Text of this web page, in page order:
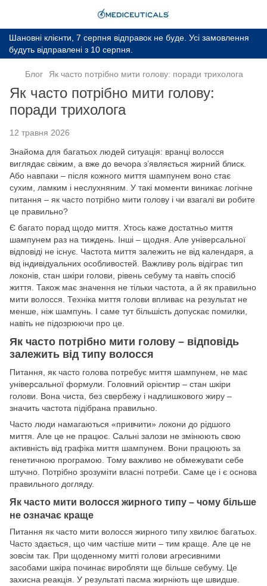
Шановні клієнти, 7 серпня відправок не буде. Усі замовлення
будуть відправлені з 10 серпня.
Блог Як часто потрібно мити голову: поради трихолога
Як часто потрібно мити голову:
поради трихолога
12 травня 2026
Знайома для багатьох людей ситуація: вранці волосся
виглядає свіжим, а вже до вечора з’являється жирний блиск.
Або навпаки – після кожного миття шампунем воно стає
сухим, ламким і неслухняним. У такі моменти виникає логічне
питання – як часто потрібно мити голову і чи взагалі ви робите
це правильно?
Є багато порад щодо миття. Хтось каже достатньо миття
шампунем раз на тиждень. Інші – щодня. Але універсальної
відповіді не існує. Частота миття залежить не від календаря, а
від індивідуальних особливостей. Важливу роль відіграє тип
локонів, стан шкіри голови, рівень себуму та навіть спосіб
життя. Також має значення не тільки частота, а й як правильно
мити волосся. Техніка миття голови впливає на результат не
менше, ніж шампунь. І саме тут більшість допускає помилки,
навіть не підозрюючи про це.
Як часто потрібно мити голову – відповідь
залежить від типу волосся
Питання, як часто голова потребує миття шампунем, не має
універсальної формули. Головний орієнтир – стан шкіри
голови. Вона чиста, без свербежу і надлишкового жиру –
значить частота підібрана правильно.
Часто люди намагаються «привчити» локони до рідшого
миття. Але це не працює. Сальні залози не змінюють свою
активність від графіка миття шампунем. Вони працюють за
генетичною програмою. Тому важливо не обмежувати себе
штучно. Потрібно зрозуміти власні потреби. Саме це і є основа
правильного догляду.
Як часто мити волосся жирного типу – чому більше
не означає краще
Питання як часто мити волосся жирного типу хвилює багатьох.
Часто здається, що чим частіше мити – тим краще. Але це не
зовсім так. При щоденному митті голови агресивними
засобами шкіра починає виробляти ще більше себуму. Це
захисна реакція. У результаті пасма жирніють ще швидше.